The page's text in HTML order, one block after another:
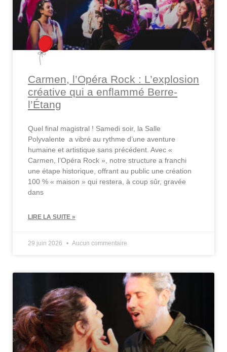
Carmen, l’Opéra Rock : L’explosion
créative qui a enflammé Berre-
l’Étang
Quel final magistral ! Samedi soir, la Salle
Polyvalente a vibré au rythme d’une aventure
humaine et artistique sans précédent. Avec «
Carmen, l’Opéra Rock », notre structure a franchi
une étape historique, offrant au public une création
100 % « maison » qui restera, à coup sûr, gravée
dans
LIRE LA SUITE »
29 juin 2026 Aucun commentaire